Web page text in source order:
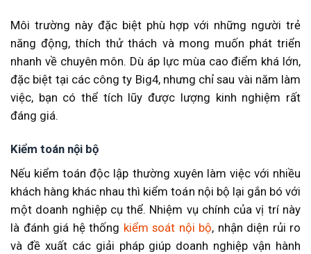
Môi trường này đặc biệt phù hợp với những người trẻ
năng động, thích thử thách và mong muốn phát triển
nhanh về chuyên môn. Dù áp lực mùa cao điểm khá lớn,
đặc biệt tại các công ty Big4, nhưng chỉ sau vài năm làm
việc, bạn có thể tích lũy được lượng kinh nghiệm rất
đáng giá.
Kiểm toán nội bộ
Nếu kiểm toán độc lập thường xuyên làm việc với nhiều
khách hàng khác nhau thì kiểm toán nội bộ lại gắn bó với
một doanh nghiệp cụ thể. Nhiệm vụ chính của vị trí này
là đánh giá hệ thống kiểm soát nội bộ, nhận diện rủi ro
và đề xuất các giải pháp giúp doanh nghiệp vận hành